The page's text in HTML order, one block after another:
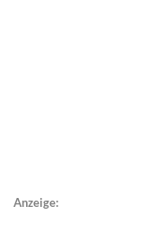
Anzeige: